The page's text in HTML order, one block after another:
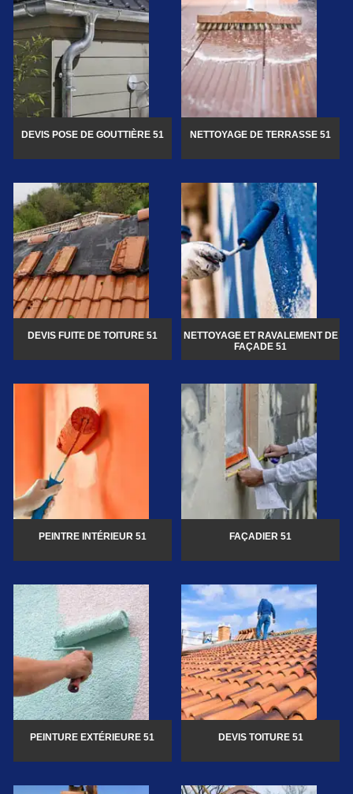
DEVIS POSE DE GOUTTIÈRE 51 NETTOYAGE DE TERRASSE 51
DEVIS FUITE DE TOITURE 51
NETTOYAGE ET RAVALEMENT DE
FAÇADE 51
PEINTRE INTÉRIEUR 51 FAÇADIER 51
PEINTURE EXTÉRIEURE 51 DEVIS TOITURE 51